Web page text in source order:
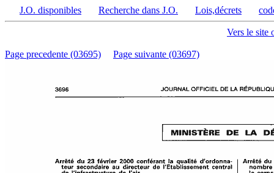
J.O. disponibles Recherche dans J.O. Lois,décrets
Vers le site
Page precedente (03695) Page suivante (03697)